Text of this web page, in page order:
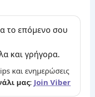
το επόμενο σου
και γρήγορα.
και ενημερώσεις
μας: Join Viber